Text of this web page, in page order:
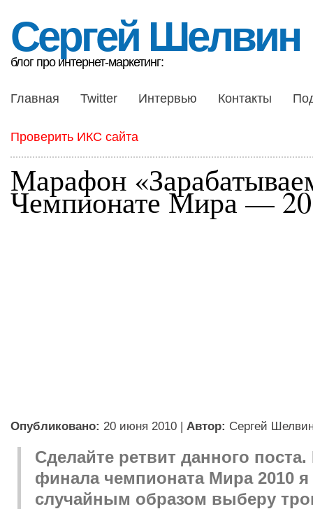
Сергей Шелвин
блог про интернет-маркетинг:
Главная Twitter Интервью Контакты
Проверить ИКС сайта
Марафон
Чемпионате Мира —
Опубликовано: 20 июня 2010 | Автор: Сергей
Сделайте ретвит данного
финала чемпионата Мира 2010 я
случайным образом выберу